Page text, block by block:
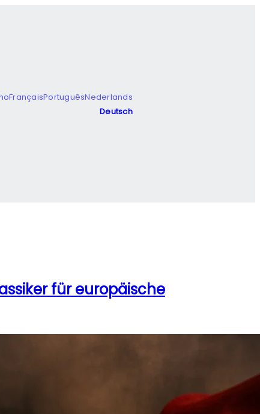
FrançaisPortuguêsNederlands
Deutsch
für europäische